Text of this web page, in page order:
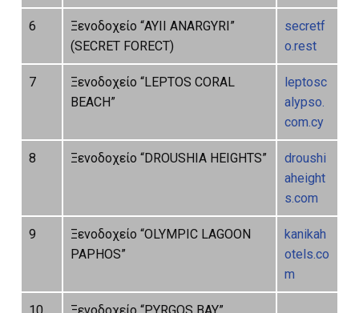
6
Ξενοδοχείο “AYII ANARGYRI”
(SECRET FORECT)
secretf
o.rest
7
Ξενοδοχείο “LEPTOS CORAL
BEACH”
leptosc
alypso.
com.cy
8 Ξενοδοχείο “DROUSHIA HEIGHTS”
droushi
aheight
s.com
9
Ξενοδοχείο “OLYMPIC LAGOON
PAPHOS”
kanikah
otels.co
m